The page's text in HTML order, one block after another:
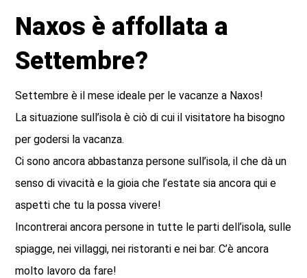
Naxos è affollata a
Settembre?
Settembre è il mese ideale per le vacanze a Naxos!
La situazione sull’isola è ciò di cui il visitatore ha bisogno
per godersi la vacanza.
Ci sono ancora abbastanza persone sull’isola, il che dà un
senso di vivacità e la gioia che l’estate sia ancora qui e
aspetti che tu la possa vivere!
Incontrerai ancora persone in tutte le parti dell’isola, sulle
spiagge, nei villaggi, nei ristoranti e nei bar. C’è ancora
molto lavoro da fare!